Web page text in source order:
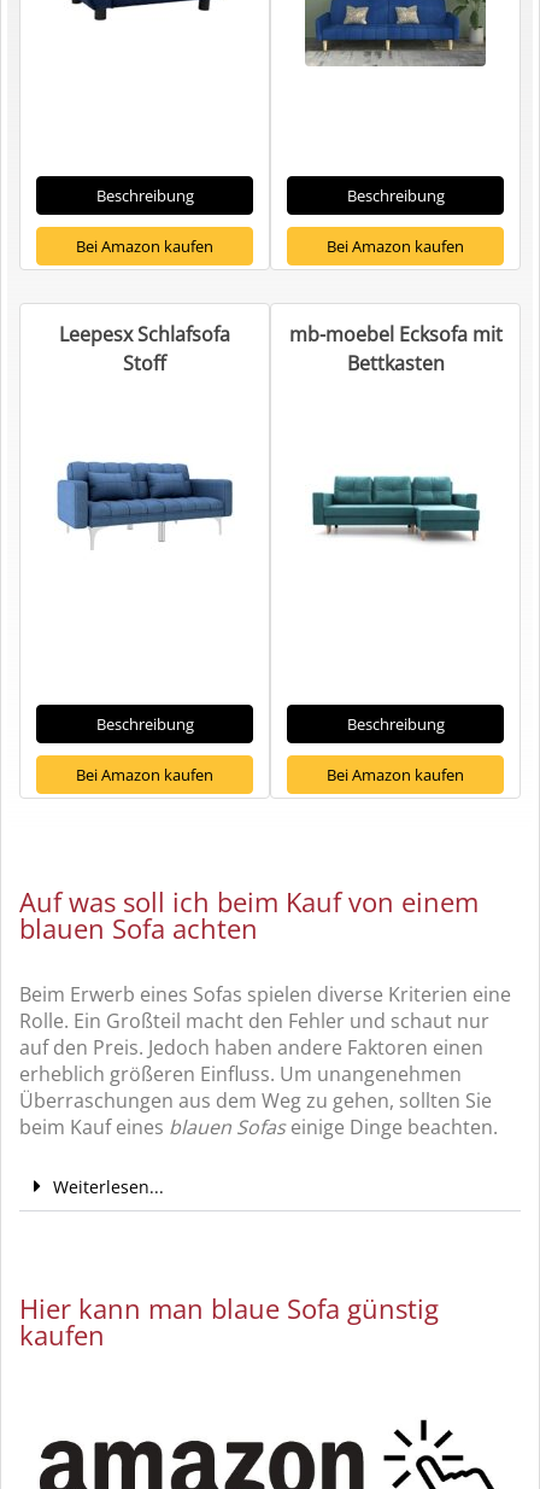
Beschreibung
Bei Amazon kaufen
Beschreibung
Bei Amazon kaufen
Leepesx Schlafsofa
Stoff
Beschreibung
Bei Amazon kaufen
mb-moebel Ecksofa mit
Bettkasten
Beschreibung
Bei Amazon kaufen
Auf was soll ich beim Kauf von einem
blauen Sofa achten
Beim Erwerb eines Sofas spielen diverse Kriterien eine
Rolle. Ein Großteil macht den Fehler und schaut nur
auf den Preis. Jedoch haben andere Faktoren einen
erheblich größeren Einfluss. Um unangenehmen
Überraschungen aus dem Weg zu gehen, sollten Sie
beim Kauf eines blauen Sofaseinige Dinge beachten.
Weiterlesen...
Hier kann man blaue Sofa günstig
kaufen